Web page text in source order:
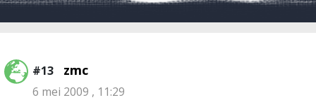
#13 zmc
6 mei 2009 , 11:29